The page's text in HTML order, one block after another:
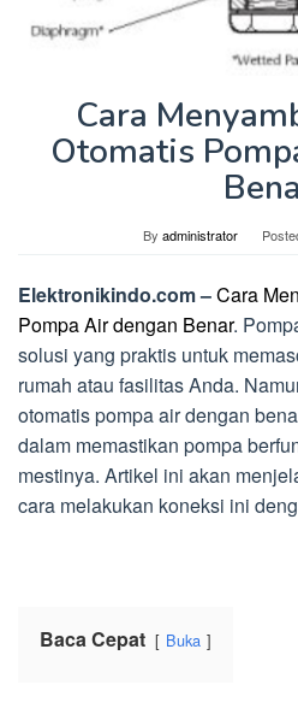
Cara
Otomatis
By administrator
Elektronikindo.com –Cara
Pompa Air dengan Benar.
solusi yang praktis untuk
rumah atau fasilitas Anda.
otomatis pompa air dengan
dalam memastikan pompa
mestinya. Artikel ini akan
cara melakukan koneksi ini
Baca Cepat Buka